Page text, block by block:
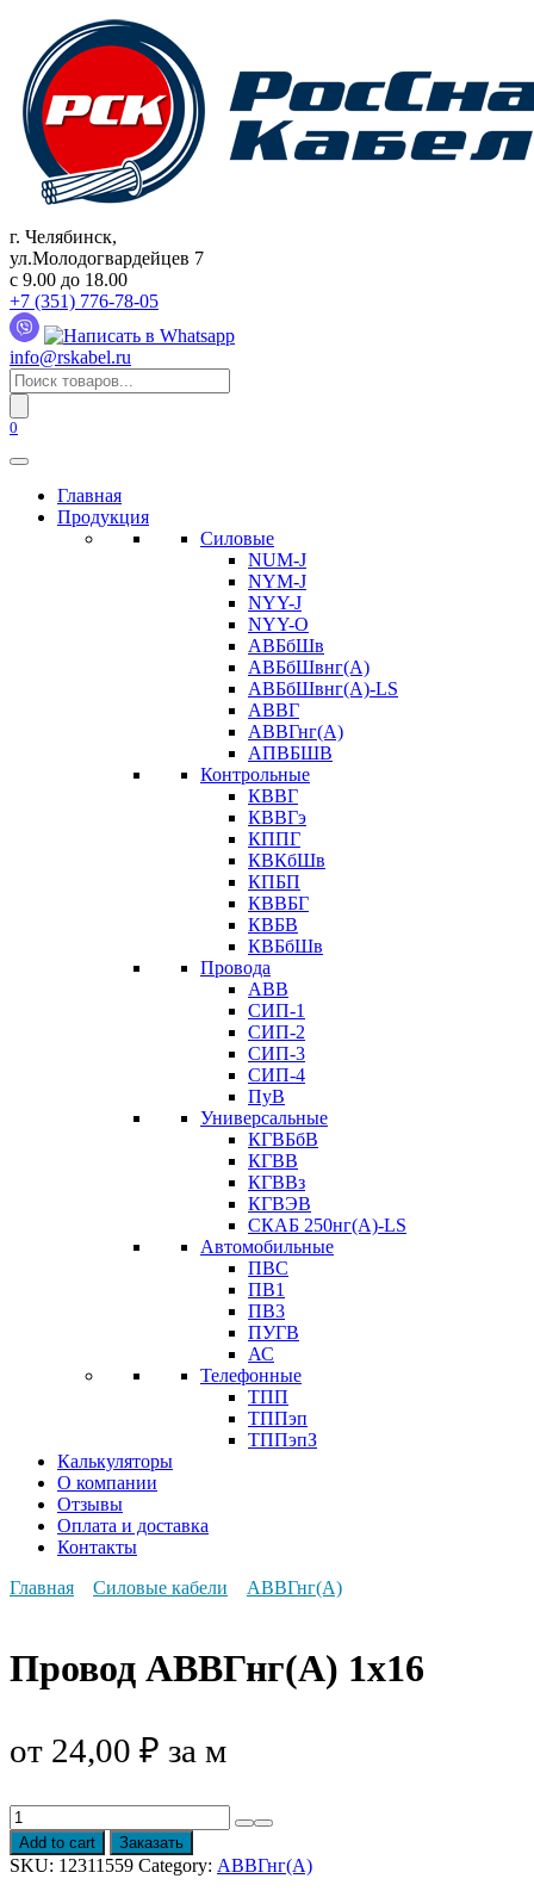
содержанию
г. Челябинск,
ул.Молодогвардейцев 7
c 9.00 до 18.00
+7 (351) 776-78-05
info@rskabel.ru
Поиск
товаров
0
Главная
Продукция
Силовые
NUM-J
NYM-J
NYY-J
NYY-O
АВБбШв
АВБбШвнг(А)
АВБбШвнг(А)-LS
АВВГ
АВВГнг(А)
АПВБШВ
Контрольные
КВВГ
КВВГэ
КППГ
КВКбШв
КПБП
КВВБГ
КВБВ
КВБбШв
Провода
АВВ
СИП-1
СИП-2
СИП-3
СИП-4
ПуВ
Универсальные
КГВБбВ
КГВВ
КГВВз
КГВЭВ
СКАБ 250нг(А)-LS
Автомобильные
ПВС
ПВ1
ПВ3
ПУГВ
АС
Телефонные
ТПП
ТППэп
ТППэпЗ
Калькуляторы
О компании
Отзывы
Оплата и доставка
Контакты
Главная
Силовые кабели АВВГнг(А)
Провод АВВГнг(А) 1х16
от 24,00 ₽ за м
Провод
АВВГнг(А)
1х16
quantity
Add to cart Заказать
SKU: 12311559 Category: АВВГнг(А)